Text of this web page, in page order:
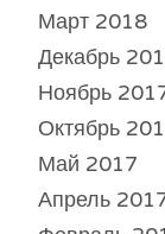
Март 2018
Декабрь
Ноябрь
Октябрь
Май 2017
Апрель